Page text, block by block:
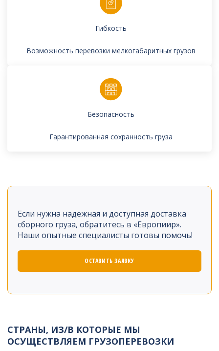
Гибкость
Возможность перевозки мелкогабаритных грузов
Безопасность
Гарантированная сохранность груза
Если нужна надежная и доступная доставка
сборного груза, обратитесь в «Европиир».
Наши опытные специалисты готовы помочь!
ОСТАВИТЬ ЗАЯВКУ
СТРАНЫ, ИЗ/В КОТОРЫЕ МЫ
ОСУЩЕСТВЛЯЕМ ГРУЗОПЕРЕВОЗКИ